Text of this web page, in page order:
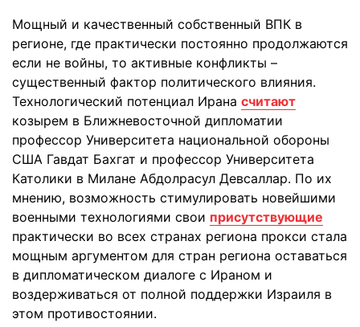
Мощный и качественный собственный ВПК в
регионе, где практически постоянно продолжаются
если не войны, то активные конфликты –
существенный фактор политического влияния.
Технологический потенциал Ирана считают
козырем в Ближневосточной дипломатии
профессор Университета национальной обороны
США Гавдат Бахгат и профессор Университета
Католики в Милане Абдолрасул Девсаллар. По их
мнению, возможность стимулировать новейшими
военными технологиями свои присутствующие
практически во всех странах региона прокси стала
мощным аргументом для стран региона оставаться
в дипломатическом диалоге с Ираном и
воздерживаться от полной поддержки Израиля в
этом противостоянии.